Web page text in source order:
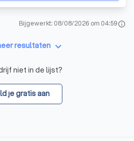
Bijgewerkt: 08/08/2026 om 04:59info
resultaten keyboard_arrow_down
niet in de lijst?
je gratis aan